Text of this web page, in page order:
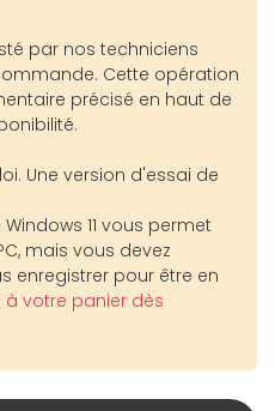
par nos techniciens
Cette opération
précisé en haut de
Une version d'essai de
11 vous permet
mais vous devez
enregistrer pour être en
à votre panier dès